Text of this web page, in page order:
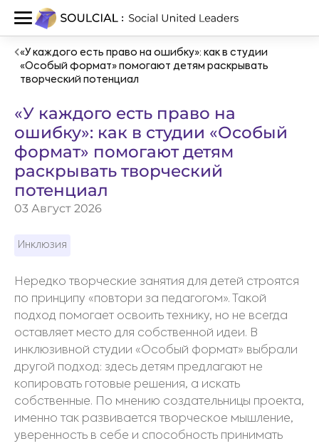
«У каждого есть право на ошибку»: как в студии
«Особый формат» помогают детям раскрывать
творческий потенциал
«У каждого есть право на
ошибку»: как в студии «Особый
формат» помогают детям
раскрывать творческий
потенциал
03 Август 2026
Инклюзия
Нередко творческие занятия для детей строятся
по принципу «повтори за педагогом». Такой
подход помогает освоить технику, но не всегда
оставляет место для собственной идеи. В
инклюзивной студии «Особый формат» выбрали
другой подход: здесь детям предлагают не
копировать готовые решения, а искать
собственные. По мнению создательницы проекта,
именно так развивается творческое мышление,
уверенность в себе и способность принимать